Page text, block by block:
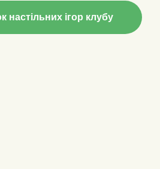
настільних ігор клубу